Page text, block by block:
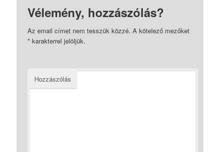
Vélemény, hozzászólás?
Az email címet nem tesszük közzé. A kötelező mezőket
* karakterrel jelöljük.
Hozzászólás